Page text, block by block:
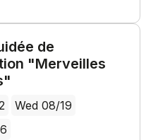
de
"Merveilles
Wed 08/19